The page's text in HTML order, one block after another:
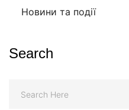
Новини та події
Search